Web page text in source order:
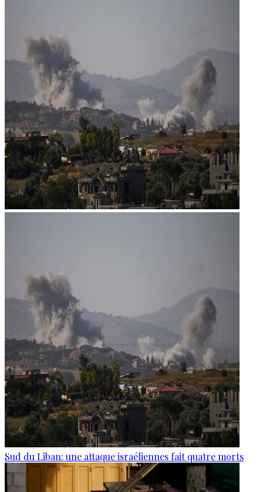
Sud du Liban: une attaque israéliennes fait quatre morts